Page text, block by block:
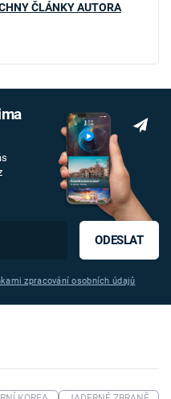
ČLÁNKY AUTORA
ODESLAT
zpracování osobních údajů